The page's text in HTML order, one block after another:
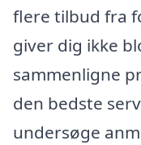
flere tilbud fra
giver dig ikke
sammenligne
den bedste
undersøge